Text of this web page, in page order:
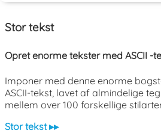
Stor tekst
Opret enorme tekster med ASCII -
Imponer med denne enorme
ASCII-tekst, lavet af almindelige
mellem over 100 forskellige
Stor tekst ▸▸